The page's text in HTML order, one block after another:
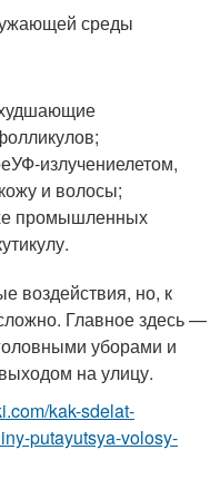
среды
УФ-излучениелетом,
и волосы;
промышленных
воздействия, но, к
Главное здесь —
уборами и
на улицу.
kak-sdelat-
putayutsya-volosy-